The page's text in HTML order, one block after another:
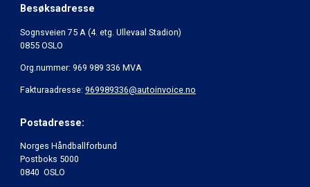
Besøksadresse
Sognsveien 75 A (4. etg. Ullevaal Stadion)
0855 OSLO
Org.nummer: 969 989 336 MVA
Fakturaadresse: 969989336@autoinvoice.no
Postadresse:
Norges Håndballforbund
Postboks 5000
0840 OSLO